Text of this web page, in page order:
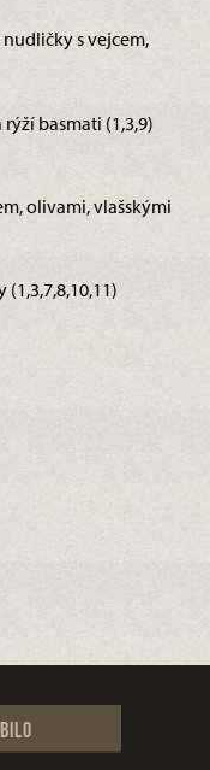
nudličky s vejcem,
basmati (1,3,9)
olivami, vlašskými